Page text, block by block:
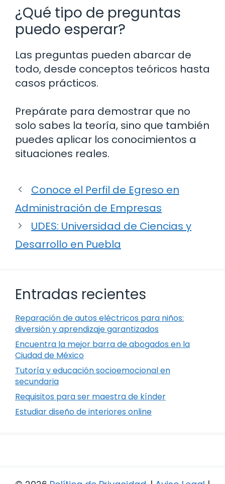
¿Qué tipo de preguntas
puedo esperar?
Las preguntas pueden abarcar de
todo, desde conceptos teóricos hasta
casos prácticos.
Prepárate para demostrar que no
solo sabes la teoría, sino que también
puedes aplicar los conocimientos a
situaciones reales.
Conoce el Perfil de Egreso en
Administración de Empresas
UDES: Universidad de Ciencias y
Desarrollo en Puebla
Entradas recientes
Reparación de autos eléctricos para niños:
diversión y aprendizaje garantizados
Encuentra la mejor barra de abogados en la
Ciudad de México
Tutoría y educación socioemocional en
secundaria
Requisitos para ser maestra de kínder
Estudiar diseño de interiores online